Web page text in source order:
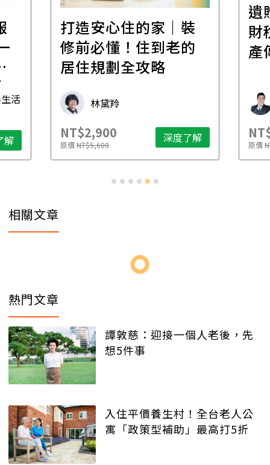
活
解
打造安心住的家｜裝
修前必懂！住到老的
居住規劃全攻略
林黛羚
NT$2,900
原價NT$5,600 深度了解
遺
財
產
原價
相關文章
熱門文章
譚敦慈：迎接一個人老後，先
想5件事
入住平價養生村！全台老人公
寓「政策型補助」最高打5折